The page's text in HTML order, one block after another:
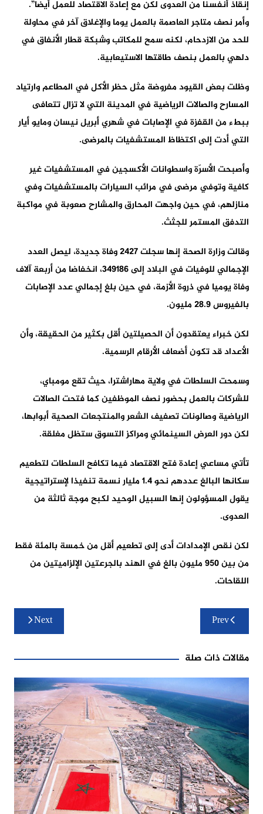
إنقاذ أنفسنا من العدوى لكن مع إعادة الاقتصاد للعمل أيضا”.
وأمر نصف متاجر العاصمة بالعمل يوما والإغلاق آخر في محاولة
للحد من الازدحام، لكنه سمح للمكاتب وشبكة قطار الأنفاق في
دلهي بالعمل بنصف طاقتها الاستيعابية.
وظلت بعض القيود مفروضة مثل حظر الأكل في المطاعم وارتياد
المسارح والصالات الرياضية في المدينة التي لا تزال تتعافى
ببطء من القفزة في الإصابات في شهري أبريل نيسان ومايو أيار
التي أدت إلى اكتظاظ المستشفيات بالمرضى.
وأصبحت الأسرّة واسطوانات الأكسجين في المستشفيات غير
كافية وتوفي مرضى في مرائب السيارات بالمستشفيات وفي
منازلهم، في حين واجهت المحارق والمشارح صعوبة في مواكبة
التدفق المستمر للجثث.
وقالت وزارة الصحة إنها سجلت 2427 وفاة جديدة، ليصل العدد
الإجمالي للوفيات في البلاد إلى 349186، انخفاضا من أربعة آلاف
وفاة يوميا في ذروة الأزمة، في حين بلغ إجمالي عدد الإصابات
بالفيروس 28.9 مليون.
لكن خبراء يعتقدون أن الحصيلتين أقل بكثير من الحقيقة، وأن
الأعداد قد تكون أضعاف الأرقام الرسمية.
وسمحت السلطات في ولاية مهاراشترا، حيث تقع مومباي،
للشركات بالعمل بحضور نصف الموظفين كما فتحت الصالات
الرياضية وصالونات تصفيف الشعر والمنتجعات الصحية أبوابها،
لكن دور العرض السينمائي ومراكز التسوق ستظل مغلقة.
تأتي مساعي إعادة فتح الاقتصاد فيما تكافح السلطات لتطعيم
سكانها البالغ عددهم نحو 1.4 مليار نسمة تنفيذا لإستراتيجية
يقول المسؤولون إنها السبيل الوحيد لكبح موجة ثالثة من
العدوى.
لكن نقص الإمدادات أدى إلى تطعيم أقل من خمسة بالمئة فقط
من بين 950 مليون بالغ في الهند بالجرعتين الإلزاميتين من
اللقاحات.
تصفّح
المقالاتPrev
Next
مقالات ذات صلة